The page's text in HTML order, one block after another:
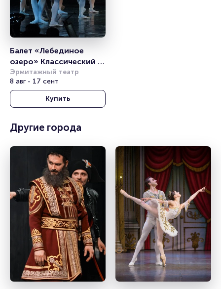
Балет «Лебединое
озеро» Классический
балет с
видеоэффектами
(«Санкт-Петербургский
Балет»)
Эрмитажный театр
8 авг - 17 сент
Купить
Другие города